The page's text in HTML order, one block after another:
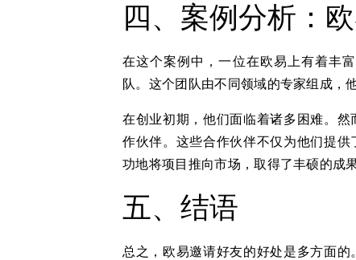
四、案例分析：
在这个案例中，一位在欧易上有着丰
队。这个团队由不同领域的专家组成，
在创业初期，他们面临着诸多困难。
作伙伴。这些合作伙伴不仅为他们提
功地将项目推向市场，取得了丰硕的成果
五、结语
总之，欧易邀请好友的好处是多方面